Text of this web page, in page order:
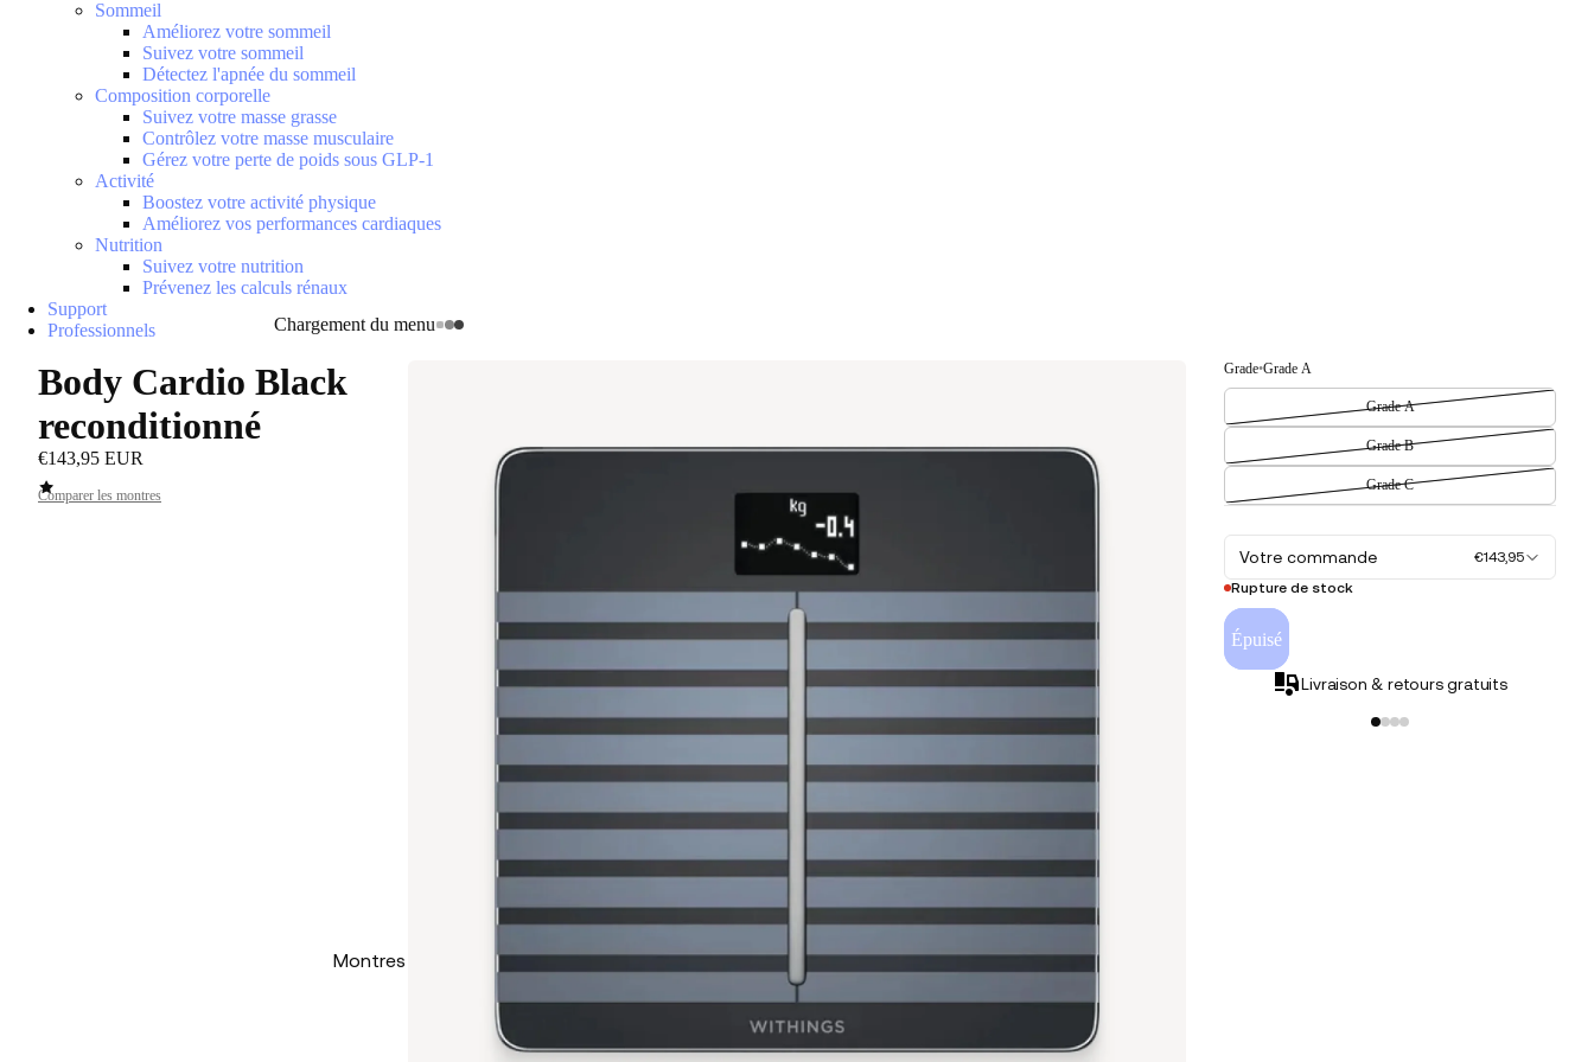
Chargement du menu
Montres
Sommeil
Améliorez votre sommeil
Suivez votre sommeil
Détectez l'apnée du sommeil
Composition corporelle
Suivez votre masse grasse
Contrôlez votre masse musculaire
Gérez votre perte de poids sous GLP-1
Activité
Boostez votre activité physique
Améliorez vos performances cardiaques
Nutrition
Suivez votre nutrition
Prévenez les calculs rénaux
Support
Professionnels
Body Cardio Black
reconditionné
€143,95 EUR
Comparer les montres
Grade•Grade A
Grade A
Grade B
Grade C
Votre commande
€143,95
Rupture de stock
Épuisé
Livraison & retours gratuits